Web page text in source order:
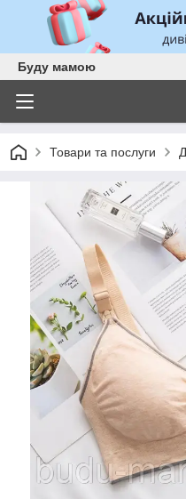
Буду мамою
Товари та послуги